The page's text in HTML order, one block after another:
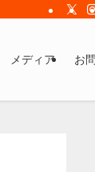
メディア お